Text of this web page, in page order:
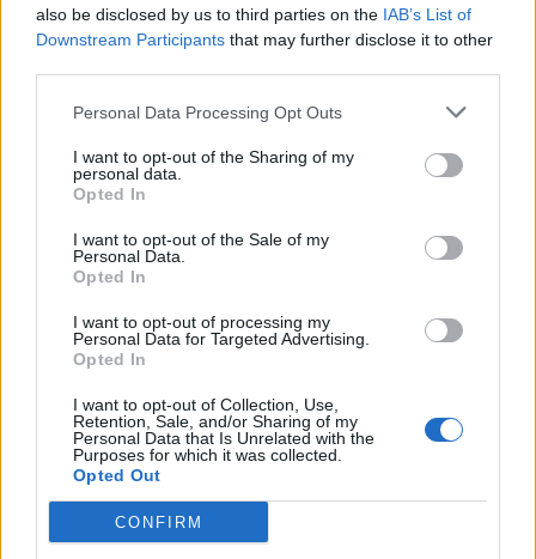
also be disclosed by us to third parties on the IAB’s List of
Downstream Participants that may further disclose it to other
Personal Data Processing Opt Outs
I want to opt-out of the Sharing of my
personal data.
Opted In
I want to opt-out of the Sale of my
Personal Data.
Opted In
I want to opt-out of processing my
Personal Data for Targeted Advertising.
Opted In
I want to opt-out of Collection, Use,
Retention, Sale, and/or Sharing of my
Personal Data that Is Unrelated with the
Purposes for which it was collected.
Opted Out
CONFIRM
Νέο πλήγμα για το κόμμα Καρυστιανού: Αποχωρεί
Νίκος Μπρουτζάκης – Καταγγέλει αυθαιρεσία και
φίμωση
08/08/2026
«Θα δείξει μια πλευρά της που δεν έχει φανεί
Νέα σειρά για τη Μελάνια Τραμπ μετά το
«Melania»
Σκέρτσος για ΠΑΣΟΚ: «Κανένα ουσιαστικό
επιχείρημα για την έκθεση του ΟΟΣΑ – Αξίζουμε
καλύτερη αντιπολίτευση»
08/08/2026
προγράμματος της ΕΛΑΣ – Τι περιλαμβάνει το
08/08/2026
Ξένος ήμην
08/08/2026
ΔΗΜΟΦΙΛΗ